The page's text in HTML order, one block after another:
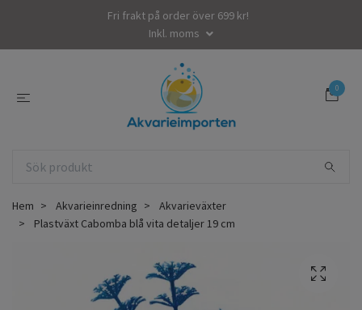
Fri frakt på order över 699 kr!
Inkl. moms
0
Hem Akvarieinredning
Akvarieväxter
Plastväxt Cabomba blå vita detaljer 19 cm